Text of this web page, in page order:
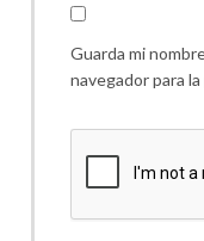
Guarda mi
navegador para